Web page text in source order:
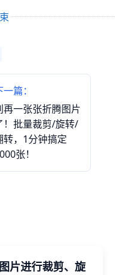
篇：
再一张张折腾图片
！批量裁剪/旋转/
转，1分钟搞定
张！
片进行裁剪、旋